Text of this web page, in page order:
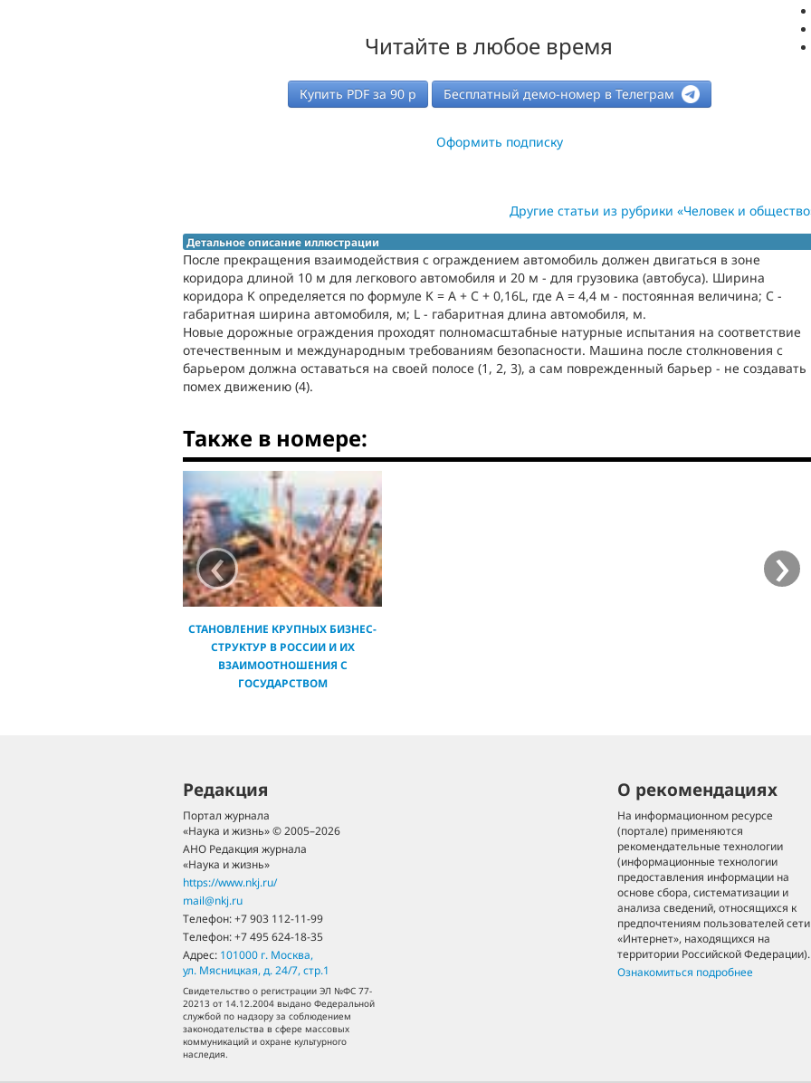
Читайте в любое время
Купить PDF за90 р Бесплатный демо-номер в Телеграм
Оформить подписку
Другие статьи из рубрики «Человек и
Детальное описание иллюстрации
После прекращения взаимодействия с ограждением автомобиль должен двигаться в зоне
коридора длиной 10 м для легкового автомобиля и 20 м - для грузовика (автобуса). Ширина
коридора K определяется по формуле K = А + С + 0,16L, где А = 4,4 м - постоянная величина; С -
габаритная ширина автомобиля, м; L - габаритная длина автомобиля, м.
Новые дорожные ограждения проходят полномасштабные натурные испытания на соответствие
отечественным и международным требованиям безопасности. Машина после столкновения с
барьером должна оставаться на своей полосе (1, 2, 3), а сам поврежденный барьер - не создавать
помех движению (4).
Также в номере:
СТАНОВЛЕНИЕ КРУПНЫХ БИЗНЕС-
СТРУКТУР В РОССИИ И ИХ
ВЗАИМООТНОШЕНИЯ С
ГОСУДАРСТВОМ
‹ ›
Редакция
Портал журнала
«Наука и жизнь» © 2005–2026
АНО Редакция журнала
«Наука и жизнь»
https://www.nkj.ru/
mail@nkj.ru
Телефон:+7 903 112-11-99
Телефон:+7 495 624-18-35
Адрес: 101000 г. Москва,
ул. Мясницкая, д. 24/7, стр.1
Свидетельство о регистрации ЭЛ №ФС 77-
20213 от 14.12.2004 выдано Федеральной
службой по надзору за соблюдением
законодательства в сфере массовых
коммуникаций и охране культурного
наследия.
О рекомендациях
На информационном ресурсе
(портале) применяются
рекомендательные технологии
(информационные технологии
предоставления информации на
основе сбора, систематизации и
анализа сведений, относящихся к
предпочтениям пользователей сети
«Интернет», находящихся на
территории Российской Федерации).
Ознакомиться подробнее